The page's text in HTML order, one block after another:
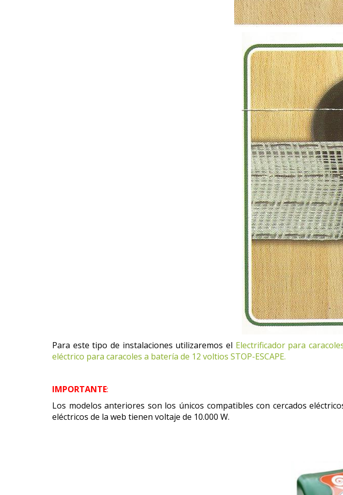
Para este tipo de instalaciones utilizaremos el Electrificador para
eléctrico para caracoles a batería de 12 voltios STOP-ESCAPE.
IMPORTANTE:
Los modelos anteriores son los únicos compatibles con cercados
eléctricos de la web tienen voltaje de 10.000 W.